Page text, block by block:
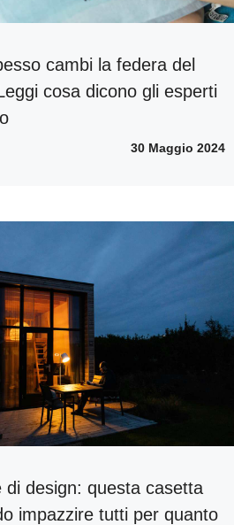
cambi la federa del
cosa dicono gli esperti
30 Maggio 2024
di design: questa casetta
impazzire tutti per quanto